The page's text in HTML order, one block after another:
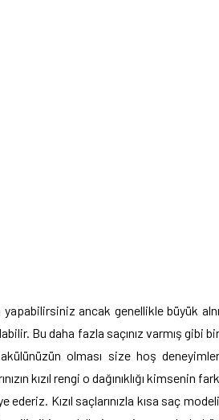
ancak genellikle büyük alnı
Bu daha fazla saçınız varmış gibi bir
olması size hoş deneyimler
kızıl rengi o dağınıklığı kimsenin fark
Kızıl saçlarınızla kısa saç modeli